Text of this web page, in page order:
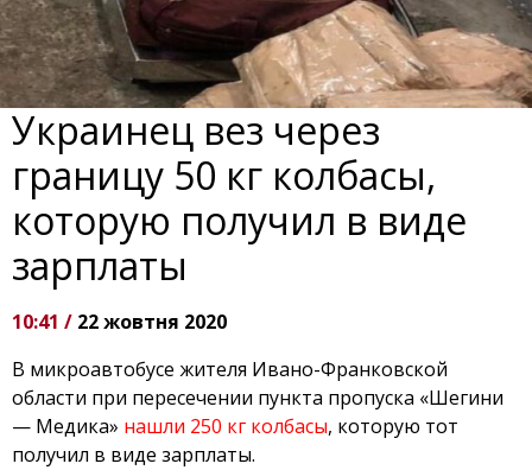
Украинец вез через
границу 50 кг колбасы,
которую получил в виде
зарплаты
10:41 / 22 жовтня 2020
В микроавтобусе жителя Ивано-Франковской
области при пересечении пункта пропуска «Шегини
— Медика» нашли 250 кг колбасы, которую тот
получил в виде зарплаты.